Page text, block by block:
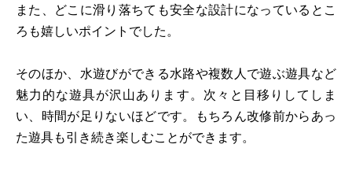
また、どこに滑り落ちても安全な設計になっているとこ
ろも嬉しいポイントでした。
そのほか、水遊びができる水路や複数人で遊ぶ遊具など
魅力的な遊具が沢山あります。次々と目移りしてしま
い、時間が足りないほどです。もちろん改修前からあっ
た遊具も引き続き楽しむことができます。